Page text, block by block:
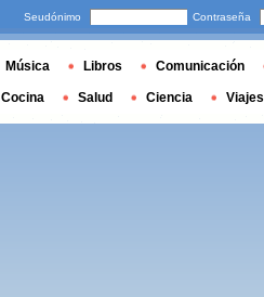
Seudónimo Contraseña
Música Libros Comunicación
Cocina Salud Ciencia Viajes